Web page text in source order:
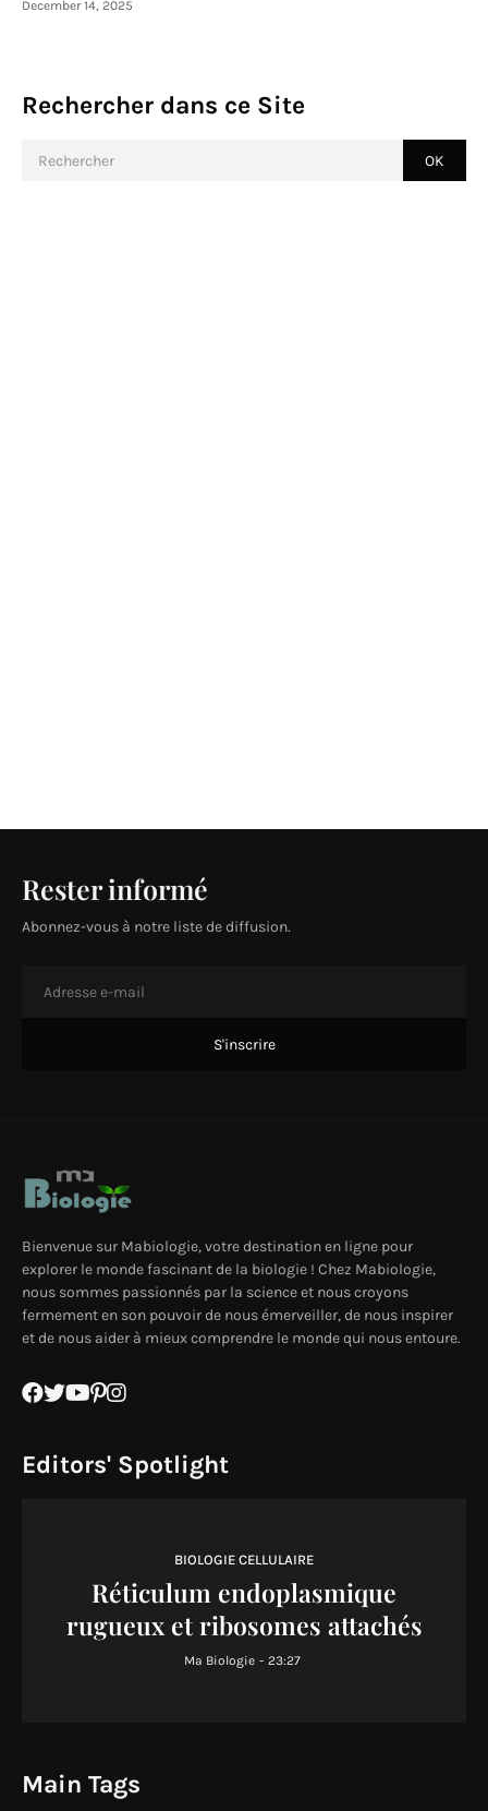
December 14, 2025
Rechercher dans ce Site
Rester informé
Abonnez-vous à notre liste de diffusion.
Bienvenue sur Mabiologie, votre destination en ligne pour
explorer le monde fascinant de la biologie ! Chez Mabiologie,
nous sommes passionnés par la science et nous croyons
fermement en son pouvoir de nous émerveiller, de nous inspirer
et de nous aider à mieux comprendre le monde qui nous entoure.
Editors' Spotlight
BIOLOGIE CELLULAIRE
Réticulum endoplasmique
rugueux et ribosomes attachés
Ma Biologie - 23:27
Main Tags